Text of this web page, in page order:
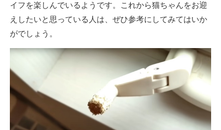
イフを楽しんでいるようです。これから猫ちゃんをお迎
えしたいと思っている人は、ぜひ参考にしてみてはいか
がでしょう。